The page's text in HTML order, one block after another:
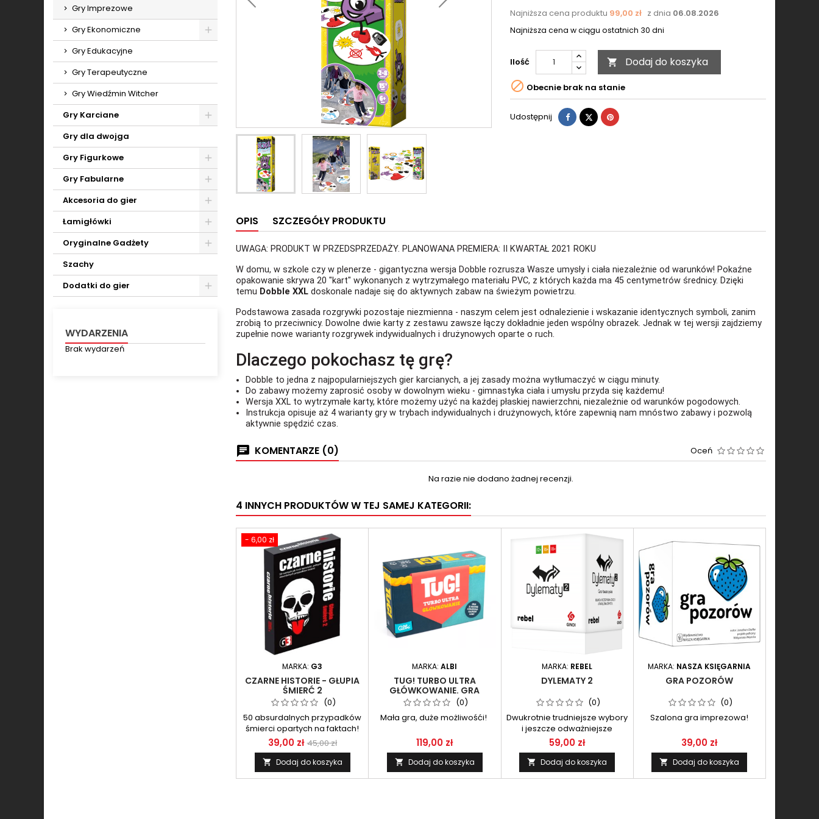
Toggle
Gry Imprezowe
Gry Ekonomiczne
Gry Edukacyjne
Gry Terapeutyczne
Gry Wiedźmin Witcher
Gry Karciane
Toggle
Gry dla dwojga
Gry Figurkowe
Toggle
Gry Fabularne
Toggle
Akcesoria do gier
Toggle
Łamigłówki
Oryginalne Gadżety
Szachy
Dodatki do gier
WYDARZENIA
Brak wydarzeń
Najniższa cena produktu 99,00 zł z dnia 06.08.2026
Najniższa cena w ciągu ostatnich 30 dni
Ilość  Dodaj do koszyka
 Obecnie brak na stanie
Udostępnij Udostępnij
TweetujPinterest
OPIS SZCZEGÓŁY PRODUKTU
UWAGA: PRODUKT W PRZEDSPRZEDAŻY. PLANOWANA PREMIERA: II KWARTAŁ 2021 ROKU
W domu, w szkole czy w plenerze - gigantyczna wersja Dobble rozrusza Wasze umysły i ciała niezależnie od warunków! Pokaźne
opakowanie skrywa 20 "kart" wykonanych z wytrzymałego materiału PVC, z których każda ma 45 centymetrów średnicy. Dzięki
temu Dobble XXL doskonale nadaje się do aktywnych zabaw na świeżym powietrzu.
Podstawowa zasada rozgrywki pozostaje niezmienna - naszym celem jest odnalezienie i wskazanie identycznych symboli, zanim
zrobią to przeciwnicy. Dowolne dwie karty z zestawu zawsze łączy dokładnie jeden wspólny obrazek. Jednak w tej wersji zajdziemy
zupełnie nowe warianty rozgrywek indywidualnych i drużynowych oparte o ruch.
Dlaczego pokochasz tę grę?
Dobble to jedna z najpopularniejszych gier karcianych, a jej zasady można wytłumaczyć w ciągu minuty.
Do zabawy możemy zaprosić osoby w dowolnym wieku - gimnastyka ciała i umysłu przyda się każdemu!
Wersja XXL to wytrzymałe karty, które możemy użyć na każdej płaskiej nawierzchni, niezależnie od warunków pogodowych.
Instrukcja opisuje aż 4 warianty gry w trybach indywidualnych i drużynowych, które zapewnią nam mnóstwo zabawy i pozwolą
aktywnie spędzić czas.
KOMENTARZE (0) Oceń
Na razie nie dodano żadnej recenzji.
4 INNYCH PRODUKTÓW W TEJ SAMEJ KATEGORII:
- 6,00 zł
MARKA: G3
CZARNE HISTORIE - GŁUPIA
ŚMIERĆ 2
(0)
50 absurdalnych przypadków
śmierci opartych na faktach!
39,00 zł 45,00 zł
 Dodaj do koszyka
MARKA:ALBI
TUG! TURBO ULTRA
GŁÓWKOWANIE. GRA
PLANSZOWA. ALBI
(0)
Mała gra, duże możliwośći!
119,00 zł
 Dodaj do koszyka
MARKA: REBEL
DYLEMATY 2
(0)
Dwukrotnie trudniejsze wybory
i jeszcze odważniejsze
decyzje!
59,00 zł
 Dodaj do koszyka
MARKA: NASZA KSIĘGARNIA
GRA POZORÓW
(0)
Szalona gra imprezowa!
39,00 zł
 Dodaj do koszyka